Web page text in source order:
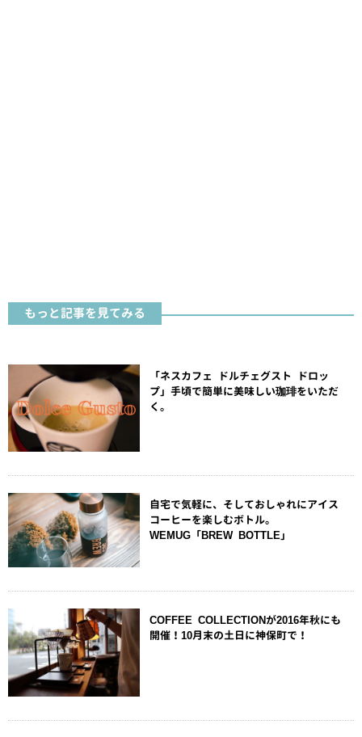
もっと記事を見てみる
「ネスカフェ ドルチェグスト ドロッ
プ」手頃で簡単に美味しい珈琲をいただ
く。
自宅で気軽に、そしておしゃれにアイス
コーヒーを楽しむボトル。
WEMUG「BREW BOTTLE」
COFFEE COLLECTIONが2016年秋にも
開催！10月末の土日に神保町で！